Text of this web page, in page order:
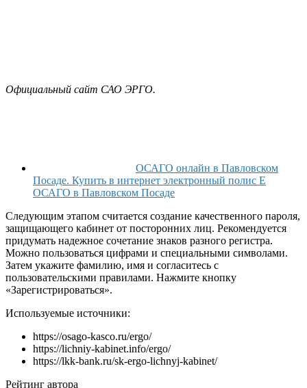
Официальный сайт САО ЭРГО.
ОСАГО онлайн в Павловском
Посаде. Купить в интернет электронный полис E
ОСАГО в Павловском Посаде
Следующим этапом считается создание качественного пароля,
защищающего кабинет от посторонних лиц. Рекомендуется
придумать надежное сочетание знаков разного регистра.
Можно пользоваться цифрами и специальными символами.
Затем укажите фамилию, имя и согласитесь с
пользовательскими правилами. Нажмите кнопку
«Зарегистрироваться».
Используемые источники:
https://osago-kasco.ru/ergo/
https://lichniy-kabinet.info/ergo/
https://lkk-bank.ru/sk-ergo-lichnyj-kabinet/
Рейтинг автора